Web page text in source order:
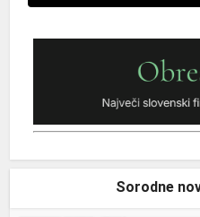
Sorodne